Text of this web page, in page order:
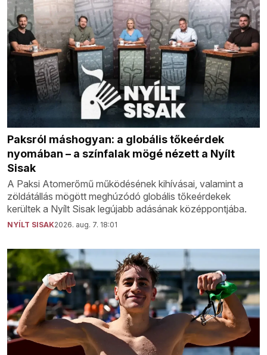
Paksról máshogyan: a globális tőkeérdek
nyomában – a színfalak mögé nézett a Nyílt
Sisak
A Paksi Atomerőmű működésének kihívásai, valamint a
zöldátállás mögött meghúzódó globális tőkeérdekek
kerültek a Nyílt Sisak legújabb adásának középpontjába.
NYÍLT SISAK2026. aug. 7. 18:01